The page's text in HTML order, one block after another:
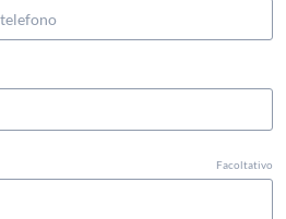
Facoltativo